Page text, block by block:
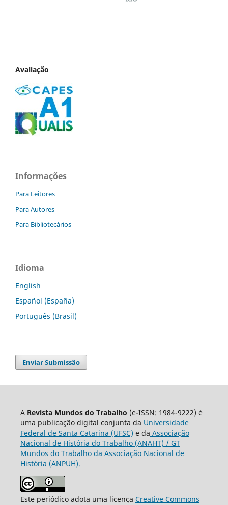
Avaliação
Informações
Para Leitores
Para Autores
Para Bibliotecários
Idioma
English
Español (España)
Português (Brasil)
Enviar Submissão
A Revista Mundos do Trabalho (e-ISSN: 1984-9222) é
uma publicação digital conjunta da Universidade
Federal de Santa Catarina (UFSC) e da Associação
Nacional de História do Trabalho (ANAHT) / GT
Mundos do Trabalho da Associação Nacional de
História (ANPUH).
Este periódico adota uma licença Creative Commons